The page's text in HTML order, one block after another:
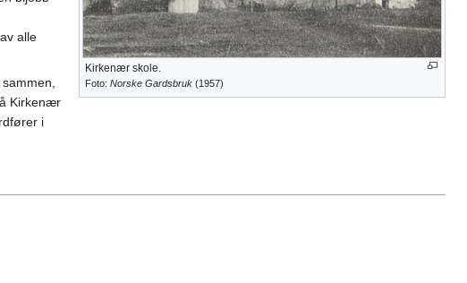
Kirkenær skole.
Foto: Norske Gardsbruk (1957)
alle
Kirkenær
i